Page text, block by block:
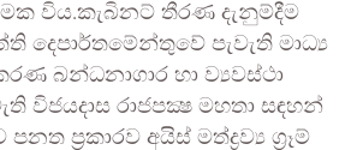
විය.කැබිනට් තීරණ දැනුම්දීම
දෙපාර්තමේන්තුවේ පැවැති මාධ්‍ය
බන්ධනාගාර හා ව්‍යවස්ථා
විජයදාස රාජපක්‍ෂ මහතා සඳහන්
ප්‍රකාරව අයිස් මත්ද්‍රව්‍ය ග්‍රෑම්